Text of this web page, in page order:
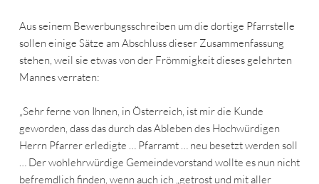
Aus seinem Bewerbungsschreiben um die dortige Pfarrstelle
sollen einige Sätze am Abschluss dieser Zusammenfassung
stehen, weil sie etwas von der Frömmigkeit dieses gelehrten
Mannes verraten:
„Sehr ferne von Ihnen, in Österreich, ist mir die Kunde
geworden, dass das durch das Ableben des Hochwürdigen
Herrn Pfarrer erledigte … Pfarramt … neu besetzt werden soll
… Der wohlehrwürdige Gemeindevorstand wollte es nun nicht
befremdlich finden, wenn auch ich „getrost und mit aller